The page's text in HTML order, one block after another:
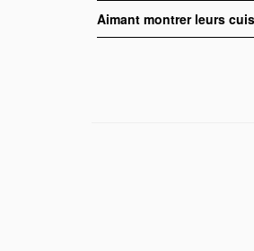
Aimant montrer leurs